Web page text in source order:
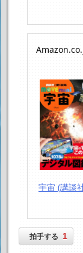
宇宙 (講談
拍手する 1